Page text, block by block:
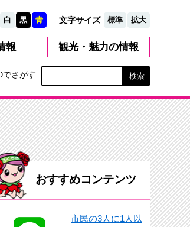
白 黒 青 文字サイズ 標準 拡大
報 観光・魅力の情報
でさがす
おすすめコンテンツ
市民の3人に1人以